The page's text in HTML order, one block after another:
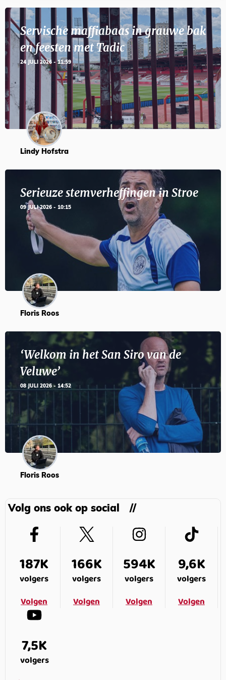
Servische maffiabaas in grauwe bak
en feesten met Tadic
24 JULI 2026 - 11:59
Lindy Hofstra
Serieuze stemverheffingen in Stroe
09 JULI 2026 - 10:15
Floris Roos
‘Welkom in het San Siro van de
Veluwe’
08 JULI 2026 - 14:52
Floris Roos
Volg ons ook op social
187K
volgers
Volgen
166K
volgers
Volgen
594K
volgers
Volgen
9,6K
volgers
Volgen
7,5K
volgers